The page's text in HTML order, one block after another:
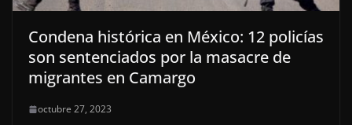
Condena histórica en México: 12 policías
son sentenciados por la masacre de
migrantes en Camargo
octubre 27, 2023